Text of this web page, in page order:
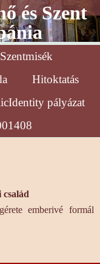
és Szent
Szentmisék
Hitoktatás
pályázat
emberivé formál